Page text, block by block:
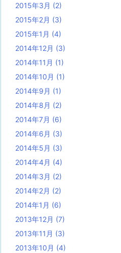
2015年3月 (2)
2015年2月 (3)
2015年1月 (4)
2014年12月 (3)
2014年11月 (1)
2014年10月 (1)
2014年9月 (1)
2014年8月 (2)
2014年7月 (6)
2014年6月 (3)
2014年5月 (3)
2014年4月 (4)
2014年3月 (2)
2014年2月 (2)
2014年1月 (6)
2013年12月 (7)
2013年11月 (3)
2013年10月 (4)